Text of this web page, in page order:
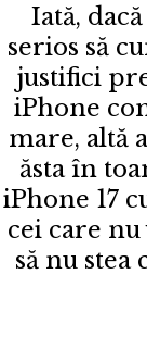
Iată,
serios să
justifici
iPhone
mare, altă
ăsta în
iPhone 17
cei care
să nu stea